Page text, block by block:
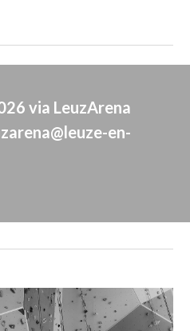
via LeuzArena
en-